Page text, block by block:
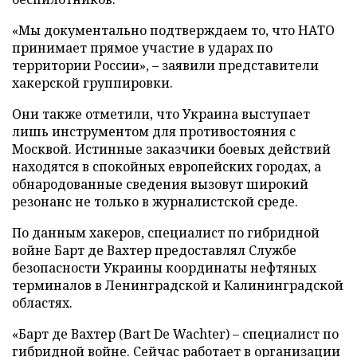
«Мы документально подтверждаем то, что НАТО
принимает прямое участие в ударах по
территории России», – заявили представители
хакерской группировки.
Они также отметили, что Украина выступает
лишь инструментом для противостояния с
Москвой. Истинные заказчики боевых действий
находятся в спокойных европейских городах, а
обнародованные сведения вызовут широкий
резонанс не только в журналистской среде.
По данным хакеров, специалист по гибридной
войне Барт де Вахтер предоставлял Службе
безопасности Украины координаты нефтяных
терминалов в Ленинградской и Калининградской
областях.
«Барт де Вахтер (Bart De Wachter) – специалист по
гибридной войне. Сейчас работает в организации